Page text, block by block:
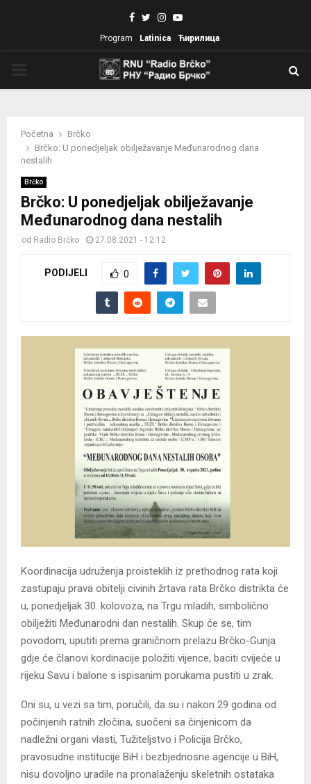
Facebook
TwitterInstagram
Youtube
Program Latinica Ћирилица
Početna
Brčko
Brčko: U ponedjeljak obilježavanje Međunarodnog dana
nestalih
Brčko
Brčko: U ponedjeljak obilježavanje
Međunarodnog dana nestalih
od Radio Brčko 27.08.2021 - 12:12
PODIJELI 0
Koordinacija udruženja proisteklih iz prethodnog rata koji
zastupaju prava obitelji civinih žrtava rata Brčko distrikta će
u, ponedjeljak 30. kolovoza, na Trgu mladih, simbolično
obilježiti Međunarodni dan nestalih. Skup će se, tim
povodom, uputiti prema graničnom prelazu Brčko-Gunja
gdje će članovi kordinacije položiti vijence, baciti cvijeće u
rijeku Savu i balone s ispisanim porukama pustiti u zrak.
Oni su, u vezi sa tim, poručili, da su i nakon 29 godina od
počinjenih ratnih zločina, suočeni sa činjenicom da
nadležni organi vlasti, Tužiteljstvo i Policija Brčko,
pravosudne institucije BiH i bezbjednosne agencije u BiH,
nisu dovoljno uradile na pronalaženju skeletnih ostataka